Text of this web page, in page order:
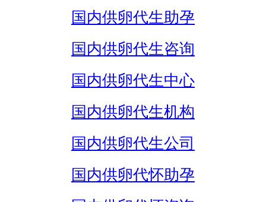
国内供卵代生助孕
国内供卵代生咨询
国内供卵代生中心
国内供卵代生机构
国内供卵代生公司
国内供卵代怀助孕